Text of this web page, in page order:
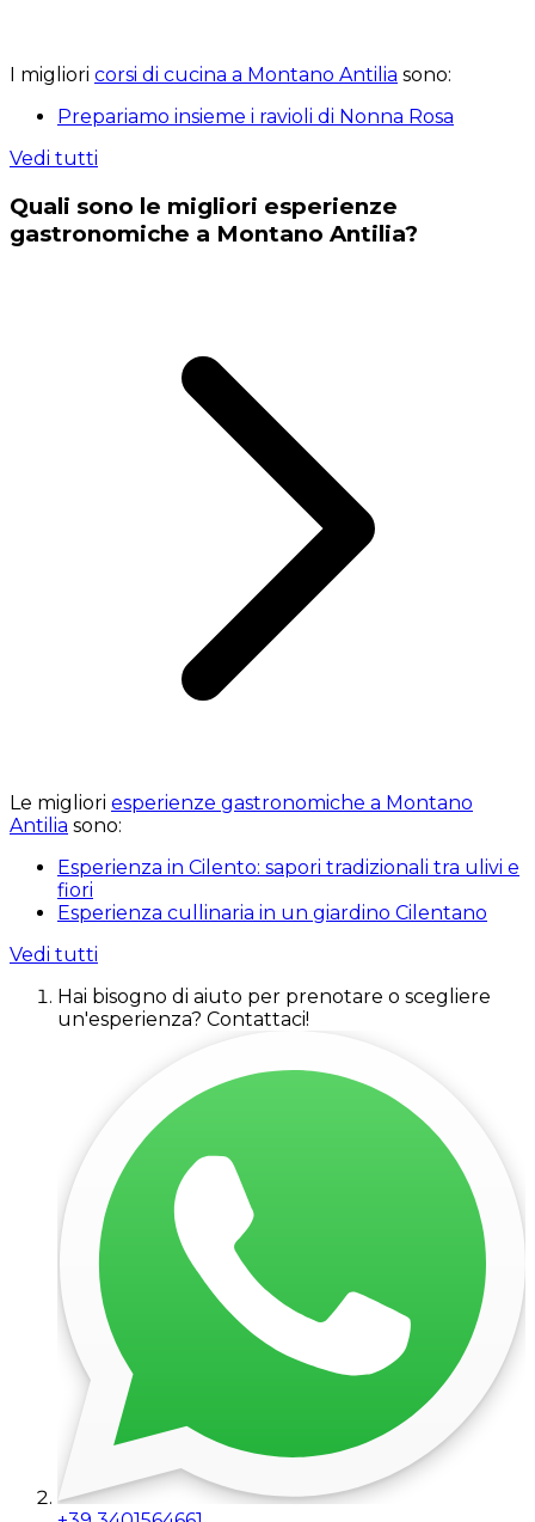
I migliori corsi di cucina a Montano Antilia sono:
Prepariamo insieme i ravioli di Nonna Rosa
Vedi tutti
Quali sono le migliori esperienze
gastronomiche a Montano Antilia?
Le migliori esperienze gastronomiche a Montano
Antilia sono:
Esperienza in Cilento: sapori tradizionali tra ulivi e
fiori
Esperienza cullinaria in un giardino Cilentano
Vedi tutti
Hai bisogno di aiuto per prenotare o scegliere
un'esperienza? Contattaci!